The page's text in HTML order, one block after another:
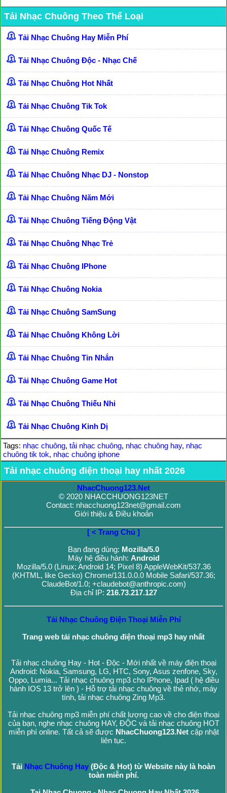
Tải Nhạc Chuông Theo Thể Loại
Tải Nhạc Chuông Hay Miễn Phí
Tải Nhạc Chuông Độc - Nhạc Chế
Tải Nhạc Chuông Hot Nhất
Tải Nhạc Chuông Tik Tok
Tải Nhạc Chuông Quốc Tế
Tải Nhạc Chuông Remix
Tải Nhạc Chuông Nhạc DJ - Nonstop
Tải Nhạc Chuông Năm Mới
Tải Nhạc Chuông Tiếng Động Vật
Tải Nhạc Chuông Nhạc Trẻ
Tải Nhạc Chuông IPhone
Tải Nhạc Chuông Nokia
Tải Nhạc Chuông SamSung
Tải Nhạc Chuông Không Lời
Tải Nhạc Chuông Tin Nhắn
Tải Nhạc Chuông Game Hot
Tải Nhạc Chuông Thiếu Nhi
Tải Nhạc Chuông Kinh Dị
Tags: nhạc chuông, tải nhạc chuông, nhạc chuông hay, nhạc
chuông tik tok, nhạc chuông iphone
Tải nhạc chuông điện thoại hay nhất 2026
NhacChuong123.Net
© 2020 NHACCHUONG123NET
Contact: nhacchuong123net@gmail.com
Giới thiệu & Điều khoản
[ < Trang Chủ ]
Bạn đang dùng: Mozilla/5.0
Máy hệ điều hành: Android
Mozilla/5.0 (Linux; Android 14; Pixel 8) AppleWebKit/537.36
(KHTML, like Gecko) Chrome/131.0.0.0 Mobile Safari/537.36;
ClaudeBot/1.0; +claudebot@anthropic.com)
Địa chỉ IP: 216.73.217.127
Tải Nhạc Chuông Điện Thoại Miễn Phí
Trang web tải nhạc chuông điện thoại mp3 hay nhất
Tải nhạc chuông Hay - Hot - Độc - Mới nhất về máy điện thoại
Android: Nokia, Samsung, LG, HTC, Sony, Asus zenfone, Sky,
Oppo, Lumia... Tải nhạc chuông mp3 cho IPhone, Ipad ( hệ điều
hành IOS 13 trở lên ) - Hỗ trợ tải nhạc chuông về thẻ nhớ, máy
tính, tải nhạc chuông Zing Mp3.
Tải nhạc chuông mp3 miễn phí chất lượng cao về cho điện thoại
của bạn, nghe nhạc chuông HAY, ĐỘC và tải nhạc chuông HOT
miễn phí online. Tất cả sẽ được NhacChuong123.Netcập nhật
liên tục.
Tải Nhạc Chuông Hay (Độc & Hot) từ Website này là hoàn
toàn miễn phí.